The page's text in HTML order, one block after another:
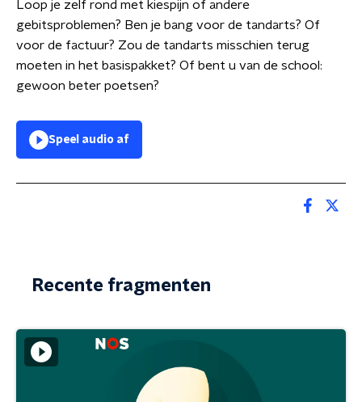
Loop je zelf rond met kiespijn of andere
gebitsproblemen? Ben je bang voor de tandarts? Of
voor de factuur? Zou de tandarts misschien terug
moeten in het basispakket? Of bent u van de school:
gewoon beter poetsen?
Speel audio af
Recente fragmenten